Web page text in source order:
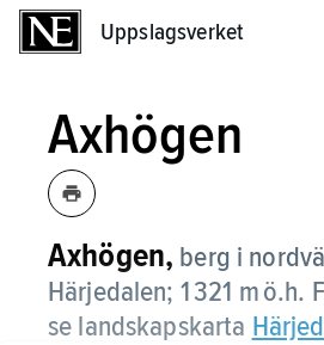
Uppslagsverket
Axhögen
Axhögen, berg i
Härjedalen; 1 321 m ö.h.
se landskapskarta